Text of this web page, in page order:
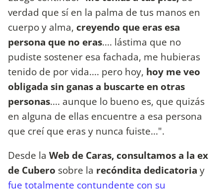
verdad que sí en la palma de tus manos en
cuerpo y alma, creyendo que eras esa
persona que no eras.... lástima que no
pudiste sostener esa fachada, me hubieras
tenido de por vida.... pero hoy, hoy me veo
obligada sin ganas a buscarte en otras
personas.... aunque lo bueno es, que quizás
en alguna de ellas encuentre a esa persona
que creí que eras y nunca fuiste...".
Desde la Web de Caras, consultamos a la ex
de Cubero sobre la recóndita dedicatoria y
fue totalmente contundente con su